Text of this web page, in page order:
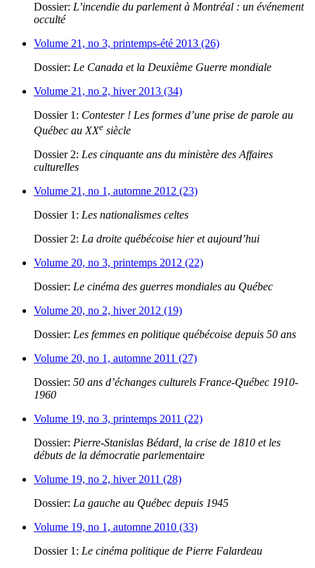
Dossier: L’incendie du parlement à Montréal : un événement
occulté
Volume 21, no 3, printemps-été 2013 (26)
Dossier: Le Canada et la Deuxième Guerre mondiale
Volume 21, no 2, hiver 2013 (34)
Dossier 1: Contester ! Les formes d’une prise de parole au
Québec au XXe siècle
Dossier 2: Les cinquante ans du ministère des Affaires
culturelles
Volume 21, no 1, automne 2012 (23)
Dossier 1: Les nationalismes celtes
Dossier 2: La droite québécoise hier et aujourd’hui
Volume 20, no 3, printemps 2012 (22)
Dossier: Le cinéma des guerres mondiales au Québec
Volume 20, no 2, hiver 2012 (19)
Dossier: Les femmes en politique québécoise depuis 50 ans
Volume 20, no 1, automne 2011 (27)
Dossier: 50 ans d’échanges culturels France-Québec 1910-
1960
Volume 19, no 3, printemps 2011 (22)
Dossier: Pierre-Stanislas Bédard, la crise de 1810 et les
débuts de la démocratie parlementaire
Volume 19, no 2, hiver 2011 (28)
Dossier: La gauche au Québec depuis 1945
Volume 19, no 1, automne 2010 (33)
Dossier 1: Le cinéma politique de Pierre Falardeau